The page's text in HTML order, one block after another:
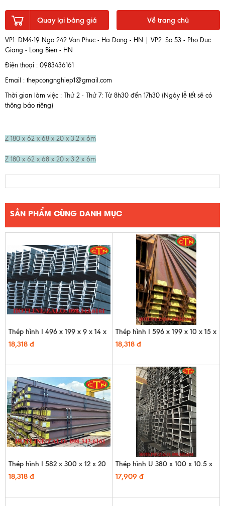
Quay lại bảng giá Về trang chủ
VP1: DM4-19 Ngo 242 Van Phuc - Ha Dong - HN | VP2: So 53 - Pho Duc
Giang - Long Bien - HN
Điện thoại : 0983436161
Email : thepcongnghiep1@gmail.com
Thời gian làm việc : Thứ 2 - Thứ 7: Từ 8h30 đến 17h30 (Ngày lễ tết sẽ có
thông báo riêng)
Z 180 x 62 x 68 x 20 x 3.2 x 6m
Z 180 x 62 x 68 x 20 x 3.2 x 6m
SẢN PHẨM CÙNG DANH MỤC
Thép hình I 496 x 199 x 9 x 14 x
12m
18,318 đ
Thép hình I 596 x 199 x 10 x 15 x
12m
18,318 đ
Thép hình I 582 x 300 x 12 x 20
x 12m
18,318 đ
Thép hình U 380 x 100 x 10.5 x
16 x 12m - HQ
17,909 đ